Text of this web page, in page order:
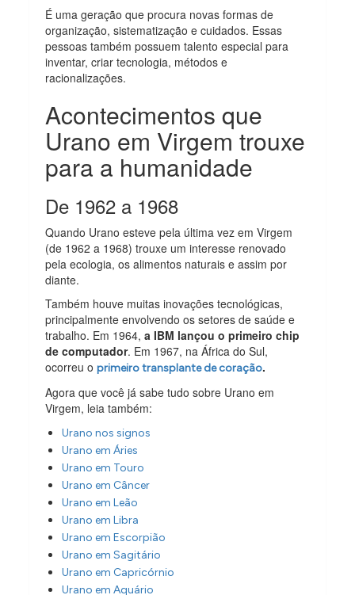
É uma geração que procura novas formas de
organização, sistematização e cuidados. Essas
pessoas também possuem talento especial para
inventar, criar tecnologia, métodos e
racionalizações.
Acontecimentos que
Urano em Virgem trouxe
para a humanidade
De 1962 a 1968
Quando Urano esteve pela última vez em Virgem
(de 1962 a 1968) trouxe um interesse renovado
pela ecologia, os alimentos naturais e assim por
diante.
Também houve muitas inovações tecnológicas,
principalmente envolvendo os setores de saúde e
trabalho. Em 1964,a IBM lançou o primeiro chip
de computador. Em 1967, na África do Sul,
ocorreu oprimeiro transplante de coração.
Agora que você já sabe tudo sobre Urano em
Virgem, leia também:
Urano nos signos
Urano em Áries
Urano em Touro
Urano em Câncer
Urano em Leão
Urano em Libra
Urano em Escorpião
Urano em Sagitário
Urano em Capricórnio
Urano em Aquário